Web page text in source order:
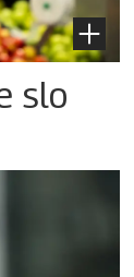
slo